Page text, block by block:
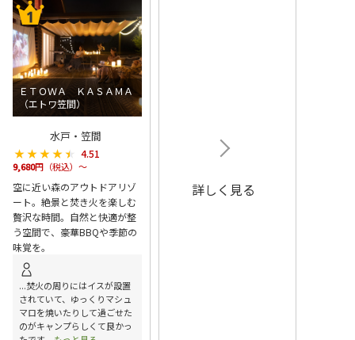
ＥＴＯＷＡ ＫＡＳＡＭＡ
（エトワ笠間）
水戸・笠間
★★★★★
★★★★★ 4.51
9,680円（税込）～
空に近い森のアウトドアリゾ
ート。絶景と焚き火を楽しむ
贅沢な時間。自然と快適が整
う空間で、豪華BBQや季節の
味覚を。
...焚火の周りにはイスが設置
されていて、ゆっくりマシュ
マロを焼いたりして過ごせた
のがキャンプらしくて良かっ
詳しく見る